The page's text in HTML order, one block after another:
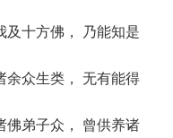
十方佛， 乃能知是
众生类， 无有能得
弟子众， 曾供养诸